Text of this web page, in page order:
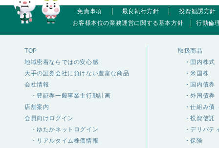
免責事項 最良執行方針
投資勧誘方針
お客様本位の業務運営に関する基本方針
行動倫
TOP
地域密着ならではの安心感
大手の証券会社に負けない豊富な商品
会社情報
・豊証券一般事業主行動計画
店舗案内
会員向けログイン
・ゆたかネットログイン
・リアルタイム株価情報
取扱商品
・国内株式
・米国株
・国内債券
・外国債券
・仕組み債
・投資信託
・デリバテ
・保険